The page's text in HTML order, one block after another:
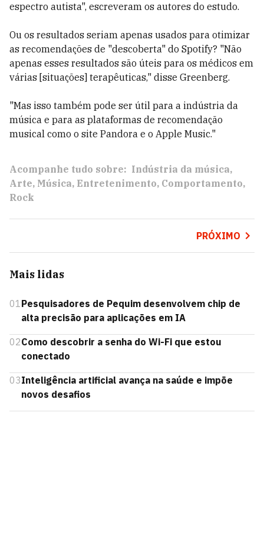
espectro autista", escreveram os autores do estudo.
Ou os resultados seriam apenas usados para otimizar
as recomendações de "descoberta" do Spotify? "Não
apenas esses resultados são úteis para os médicos em
várias [situações] terapêuticas," disse Greenberg.
"Mas isso também pode ser útil para a indústria da
música e para as plataformas de recomendação
musical como o site Pandora e o Apple Music."
Acompanhe tudo sobre: Indústria da música
Arte Música Entretenimento Comportamento
Rock
PRÓXIMO
Mais lidas
01Pesquisadores de Pequim desenvolvem chip de
alta precisão para aplicações em IA
02Como descobrir a senha do Wi-Fi que estou
conectado
03Inteligência artificial avança na saúde e impõe
novos desafios